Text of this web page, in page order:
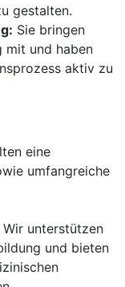
gestalten.
Sie bringen
mit und haben
aktiv zu
eine
umfangreiche
Wir unterstützen
und bieten